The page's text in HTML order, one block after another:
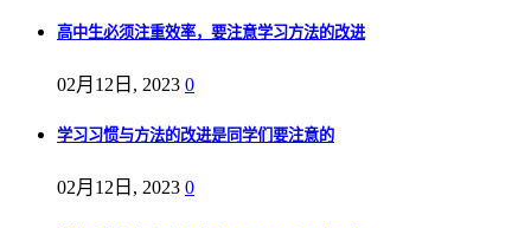
高中生必须注重效率，要注意学习方法的改进
02月12日, 2023 0
学习习惯与方法的改进是同学们要注意的
02月12日, 2023 0